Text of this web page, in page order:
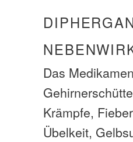
Das
Krämpfe,
Übelkeit,